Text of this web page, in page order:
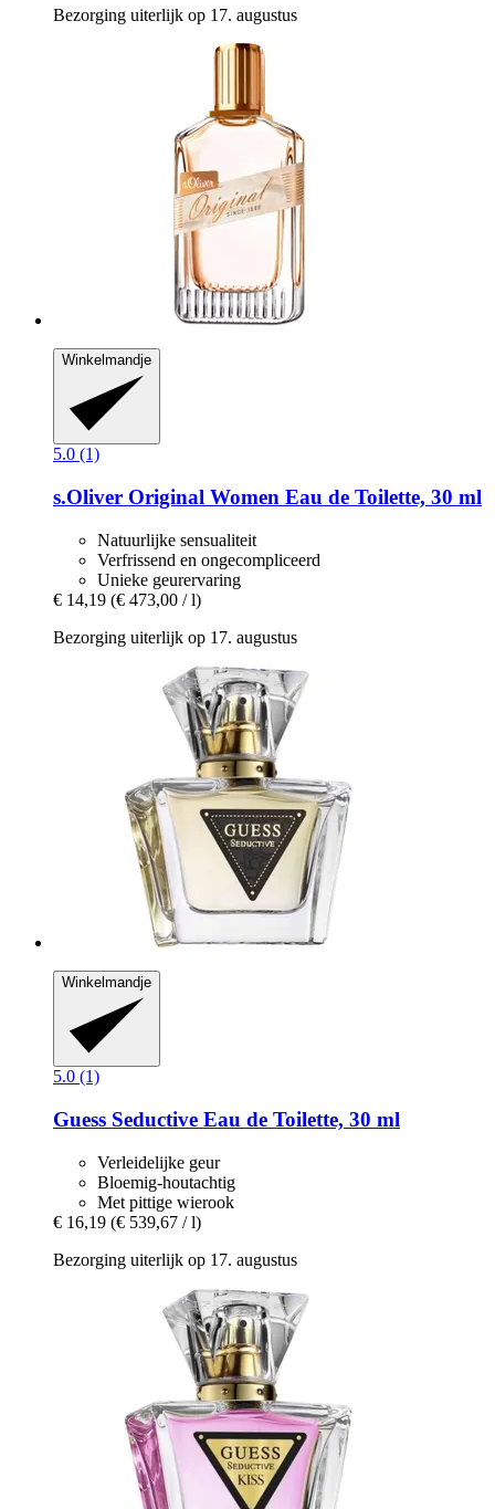
Bezorging uiterlijk op 17. augustus
Winkelmandje
5.0 (1)
s.Oliver Original Women Eau de Toilette, 30 ml
Natuurlijke sensualiteit
Verfrissend en ongecompliceerd
Unieke geurervaring
€ 14,19 (€ 473,00 / l)
Bezorging uiterlijk op 17. augustus
Winkelmandje
5.0 (1)
Guess Seductive Eau de Toilette, 30 ml
Verleidelijke geur
Bloemig-houtachtig
Met pittige wierook
€ 16,19 (€ 539,67 / l)
Bezorging uiterlijk op 17. augustus